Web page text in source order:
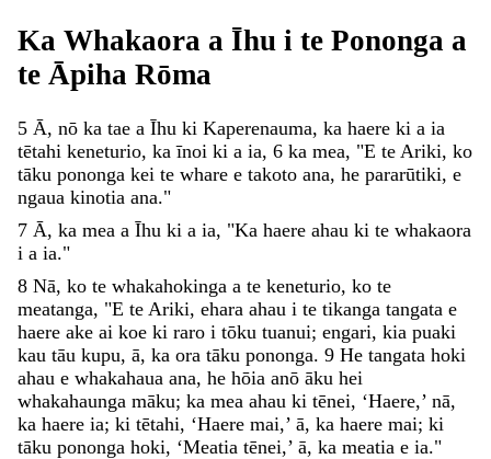
Ka Whakaora a Īhu i te Pononga a
te Āpiha Rōma
5 Ā, nō ka tae a Īhu ki Kaperenauma, ka haere ki a ia
tētahi keneturio, kaīnoi ki a ia, 6 ka mea, "E te Ariki, ko
tāku pononga kei te whare e takoto ana, he pararūtiki, e
ngaua kinotia ana."
7 Ā, ka mea a Īhu ki a ia, "Ka haere ahau ki te whakaora
i a ia."
8 Nā, ko te whakahokinga a te keneturio, ko te
meatanga, "E te Ariki, ehara ahau i te tikanga tangata e
haere ake ai koe ki raro i tōku tuanui; engari, kia puaki
kau tāu kupu, ā, ka ora tāku pononga. 9 He tangata hoki
ahau e whakahaua ana, he hōia anō āku hei
whakahaunga māku; ka mea ahau ki tēnei, ‘Haere,’ nā,
ka haere ia; ki tētahi, ‘Haere mai,’ ā, ka haere mai; ki
tāku pononga hoki, ‘Meatia tēnei,’ ā, ka meatia e ia."